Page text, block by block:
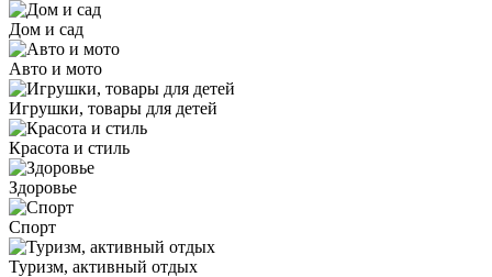
Дом и сад
Авто и мото
Игрушки, товары для детей
Красота и стиль
Здоровье
Спорт
Туризм, активный отдых